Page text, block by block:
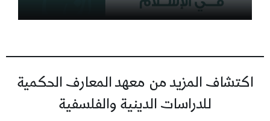
اكتشاف المزيد من معهد المعارف الحكمية
للدراسات الدينية والفلسفية